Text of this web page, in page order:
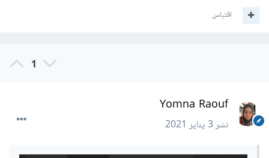
اقتباس
1
Yomna Raouf
نشر3 يناير 2021